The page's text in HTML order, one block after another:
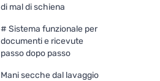
di mal di schiena
# Sistema funzionale per
documenti e ricevute
passo dopo passo
Mani secche dal lavaggio